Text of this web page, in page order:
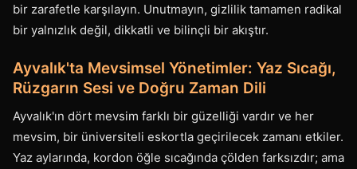
bir zarafetle karşılayın. Unutmayın, gizlilik tamamen radikal
bir yalnızlık değil, dikkatli ve bilinçli bir akıştır.
Ayvalık'ta Mevsimsel Yönetimler: Yaz Sıcağı,
Rüzgarın Sesi ve Doğru Zaman Dili
Ayvalık'ın dört mevsim farklı bir güzelliği vardır ve her
mevsim, bir üniversiteli eskortla geçirilecek zamanı etkiler.
Yaz aylarında, kordon öğle sıcağında çölden farksızdır; ama